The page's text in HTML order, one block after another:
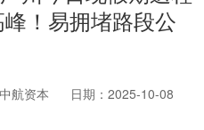
！易拥堵路段公
航资本
日期：2025-10-08